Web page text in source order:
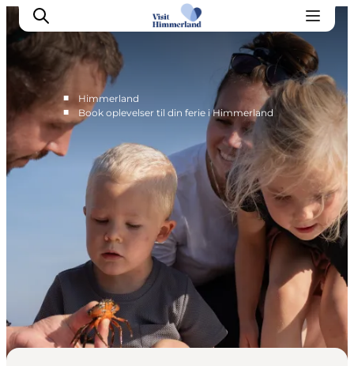
Oplev Himmerland
Udforsk naturen
Himmerlandsbyer
DET SKER
Planlæg din ferie
Book Oplevelser
Praktisk info
■
Himmerland
■
Book oplevelser til din ferie i Himmerland